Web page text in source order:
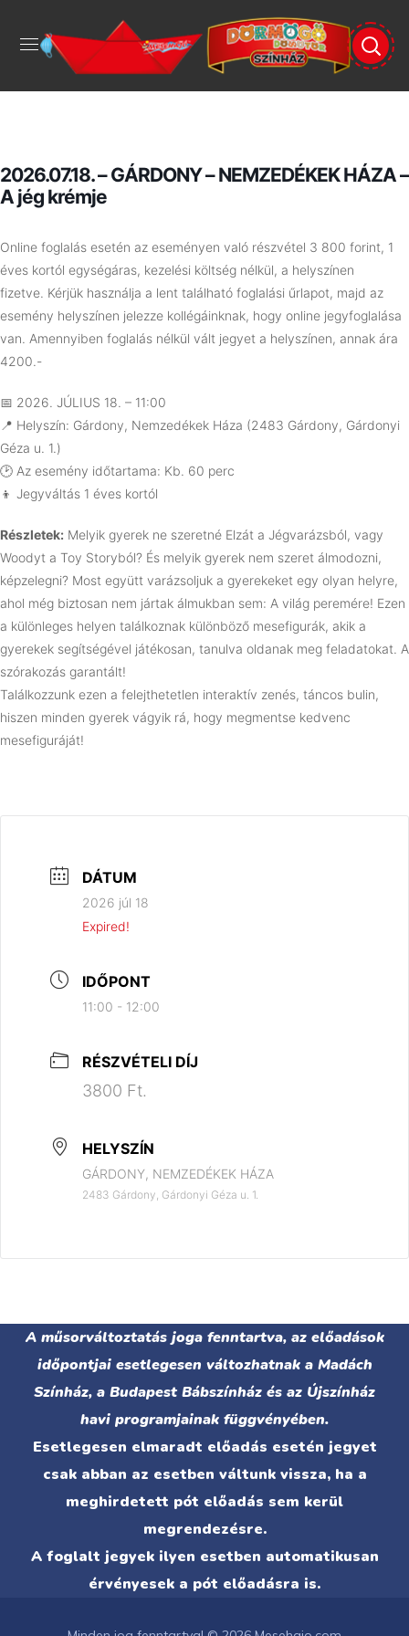
2026.07.18. – GÁRDONY – NEMZEDÉKEK HÁZA –
A jég krémje
Online foglalás esetén az eseményen való részvétel 3 800 forint, 1
éves kortól egységáras, kezelési költség nélkül, a helyszínen
fizetve. Kérjük használja a lent található foglalási űrlapot, majd az
esemény helyszínen jelezze kollégáinknak, hogy online jegyfoglalása
van. Amennyiben foglalás nélkül vált jegyet a helyszínen, annak ára
4200.-
📅 2026. JÚLIUS 18. – 11:00
📍 Helyszín: Gárdony, Nemzedékek Háza (2483 Gárdony, Gárdonyi
Géza u. 1.)
🕑 Az esemény időtartama: Kb. 60 perc
👦 Jegyváltás 1 éves kortól
Részletek: Melyik gyerek ne szeretné Elzát a Jégvarázsból, vagy
Woodyt a Toy Storyból? És melyik gyerek nem szeret álmodozni,
képzelegni? Most együtt varázsoljuk a gyerekeket egy olyan helyre,
ahol még biztosan nem jártak álmukban sem: A világ peremére! Ezen
a különleges helyen találkoznak különböző mesefigurák, akik a
gyerekek segítségével játékosan, tanulva oldanak meg feladatokat. A
szórakozás garantált!
Találkozzunk ezen a felejthetetlen interaktív zenés, táncos bulin,
hiszen minden gyerek vágyik rá, hogy megmentse kedvenc
mesefiguráját!
DÁTUM
2026 júl 18
Expired!
IDŐPONT
11:00 - 12:00
RÉSZVÉTELI DÍJ
3800 Ft.
HELYSZÍN
GÁRDONY, NEMZEDÉKEK HÁZA
2483 Gárdony, Gárdonyi Géza u. 1.
A műsorváltoztatás joga fenntartva, az előadások
időpontjai esetlegesen változhatnak a Madách
Színház, a Budapest Bábszínház és az Újszínház
havi programjainak függvényében.
Esetlegesen elmaradt előadás esetén jegyet
csak abban az esetben váltunk vissza, ha a
meghirdetett pót előadás sem kerül
megrendezésre.
A foglalt jegyek ilyen esetben automatikusan
érvényesek a pót előadásra is.